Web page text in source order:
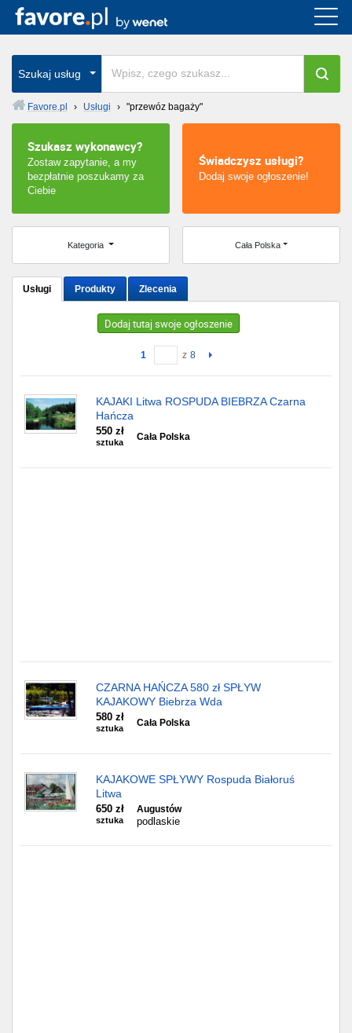
Szukaj usług
Favore.pl › Usługi › "przewóz bagaży"
Szukasz wykonawcy?
Zostaw zapytanie, a my
bezpłatnie poszukamy za
Ciebie
Świadczysz usługi?
Dodaj swoje ogłoszenie!
Kategoria Cała Polska
Usługi Produkty Zlecenia
Dodaj tutaj swoje ogłoszenie
1 z 8
KAJAKI Litwa ROSPUDA BIEBRZA Czarna
Hańcza
550 zł
sztuka
Cała Polska
CZARNA HAŃCZA 580 zł SPŁYW
KAJAKOWY Biebrza Wda
580 zł
sztuka
Cała Polska
KAJAKOWE SPŁYWY Rospuda Białoruś
Litwa
650 zł
sztuka
Augustów
podlaskie
Cała Polska
wszystkie w całym kraju
Warszawa
Wrocław
Łódź
Chorzów
Częstochowa
Olsztyn
Sosnowiec